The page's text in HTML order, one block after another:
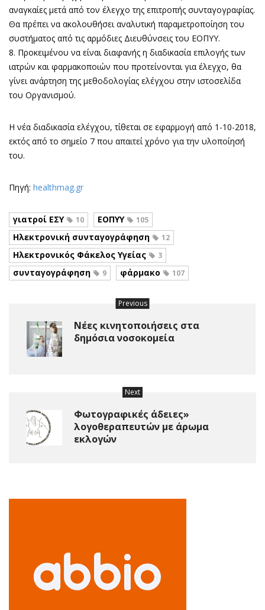
αναγκαίες μετά από τον έλεγχο της επιτροπής συνταγογραφίας.
Θα πρέπει να ακολουθήσει αναλυτική παραμετροποίηση του
συστήματος από τις αρμόδιες Διευθύνσεις του ΕΟΠΥΥ.
8. Προκειμένου να είναι διαφανής η διαδικασία επιλογής των
ιατρών και φαρμακοποιών που προτείνονται για έλεγχο, θα
γίνει ανάρτηση της μεθοδολογίας ελέγχου στην ιστοσελίδα
του Οργανισμού.
Η νέα διαδικασία ελέγχου, τίθεται σε εφαρμογή από 1-10-2018,
εκτός από το σημείο 7 που απαιτεί χρόνο για την υλοποίησή
του.
Πηγή: healthmag.gr
γιατροί ΕΣΥ 10 ΕΟΠΥΥ 105
Ηλεκτρονική συνταγογράφηση 12
Ηλεκτρονικός Φάκελος Υγείας 3
συνταγογράφηση 9 φάρμακο 107
Previous
Νέες κινητοποιήσεις στα
δημόσια νοσοκομεία
Next
Φωτογραφικές άδειες»
λογοθεραπευτών με άρωμα
εκλογών